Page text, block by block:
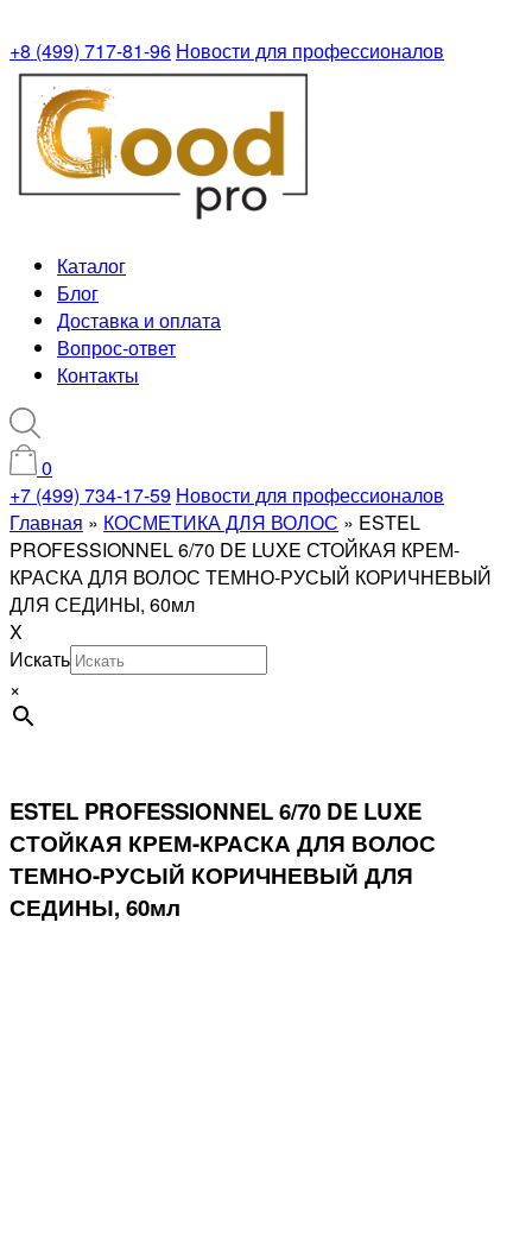
+8 (499) 717-81-96 Новости для профессионалов
Каталог
Блог
Доставка и оплата
Вопрос-ответ
Контакты
0
+7 (499) 734-17-59 Новости для профессионалов
Главная » КОСМЕТИКА ДЛЯ ВОЛОС » ESTEL
PROFESSIONNEL 6/70 DE LUXE СТОЙКАЯ КРЕМ-
КРАСКА ДЛЯ ВОЛОС ТЕМНО-РУСЫЙ КОРИЧНЕВЫЙ
ДЛЯ СЕДИНЫ, 60мл
X
Искать
×
ESTEL PROFESSIONNEL 6/70 DE LUXE
СТОЙКАЯ КРЕМ-КРАСКА ДЛЯ ВОЛОС
ТЕМНО-РУСЫЙ КОРИЧНЕВЫЙ ДЛЯ
СЕДИНЫ, 60мл